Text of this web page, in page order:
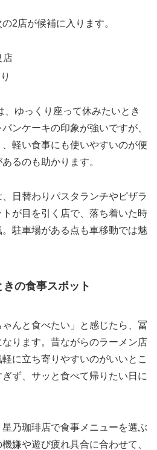
2店が候補に入ります。
店
、ゆっくり座って休みたいとき
ンケーキの印象が強いですが、
軽い食事にも使いやすいのが便
るのも助かります。
日替わりパスタランチやピザラ
が目を引く店で、落ち着いた時
駐車場がある点も車移動では魅
の食事スポット
んと食べたい」と感じたら、冨
ります。昔ながらのラーメン店
に立ち寄りやすいのがいいとこ
ず、サッと食べて帰りたい日に
乃珈琲店で食事メニューを選ぶ
嫌や遊び疲れ具合に合わせて、